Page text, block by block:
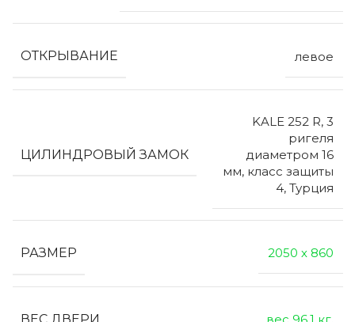
ОТКРЫВАНИЕ левое
ЦИЛИНДРОВЫЙ ЗАМОК
KALE 252 R, 3
ригеля
диаметром 16
мм, класс защиты
4, Турция
РАЗМЕР 2050 х 860
ВЕС ДВЕРИ